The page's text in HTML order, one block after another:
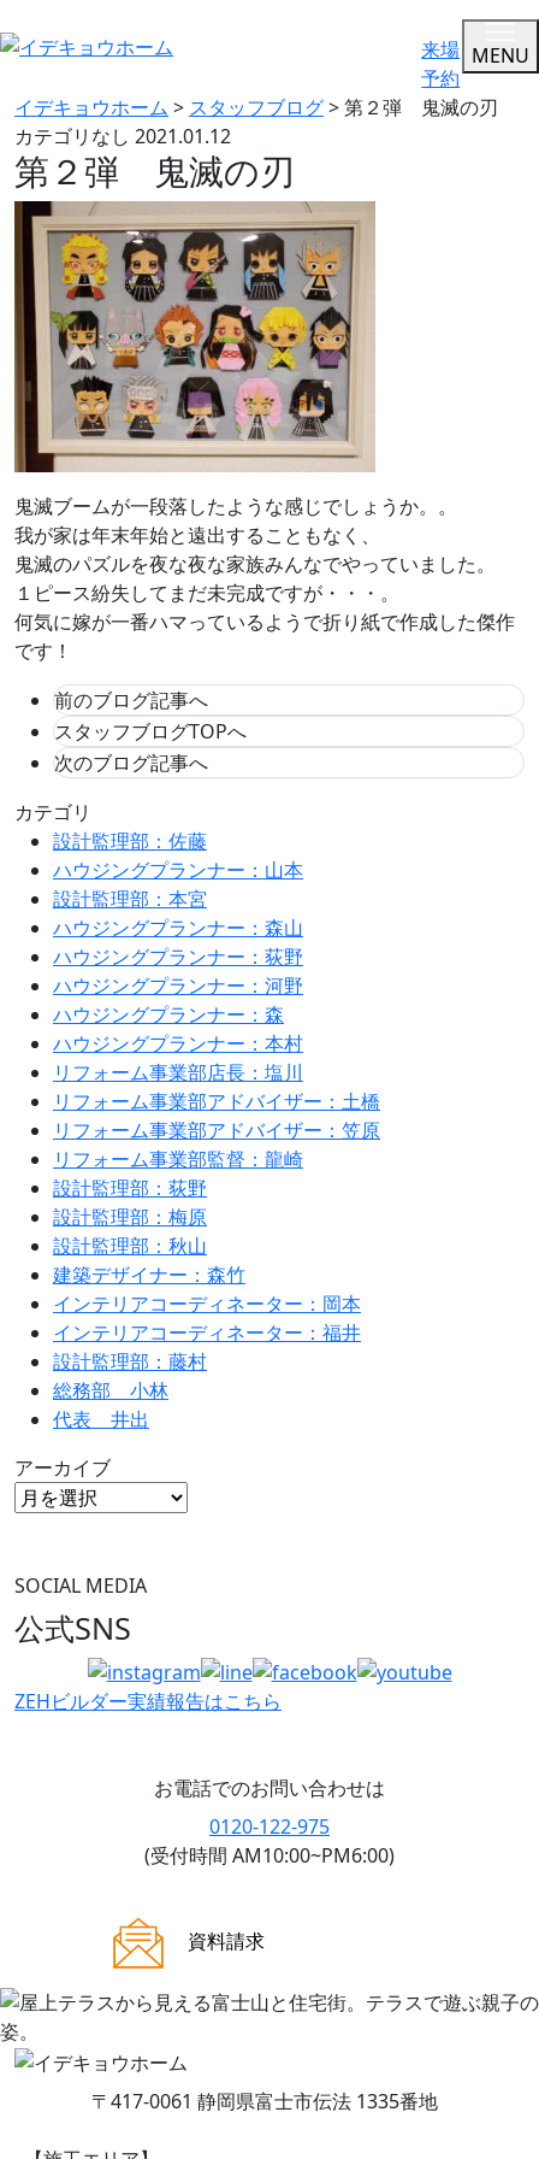
来場
予約
MENU
イデキョウホーム > スタッフブログ>第２弾 鬼滅の刃
カテゴリなし 2021.01.12
第２弾 鬼滅の刃
鬼滅ブームが一段落したような感じでしょうか。。
我が家は年末年始と遠出することもなく、
鬼滅のパズルを夜な夜な家族みんなでやっていました。
１ピース紛失してまだ未完成ですが・・・。
何気に嫁が一番ハマっているようで折り紙で作成した傑作
です！
前のブログ記事へ
スタッフブログTOPへ
次のブログ記事へ
カテゴリ
設計監理部：佐藤
ハウジングプランナー：山本
設計監理部：本宮
ハウジングプランナー：森山
ハウジングプランナー：荻野
ハウジングプランナー：河野
ハウジングプランナー：森
ハウジングプランナー：本村
リフォーム事業部店長：塩川
リフォーム事業部アドバイザー：土橋
リフォーム事業部アドバイザー：笠原
リフォーム事業部監督：龍崎
設計監理部：荻野
設計監理部：梅原
設計監理部：秋山
建築デザイナー：森竹
インテリアコーディネーター：岡本
インテリアコーディネーター：福井
設計監理部：藤村
総務部 小林
代表 井出
アーカイブ
SOCIAL MEDIA
公式SNS
ZEHビルダー実績報告はこちら
お電話でのお問い合わせは
0120-122-975
(受付時間 AM10:00~PM6:00)
資料請求
〒417-0061 静岡県富士市伝法 1335番地